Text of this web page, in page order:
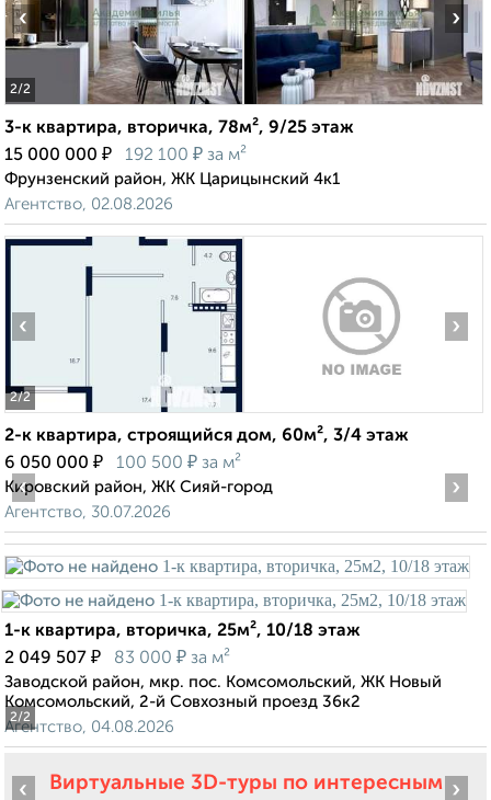
2/2
‹ ›
3-к квартира, вторичка, 78м², 9/25 этаж
15 000 000 ₽ 192 100 ₽ за м²
Фрунзенский район, ЖК Царицынский 4к1
Агентство, 02.08.2026
2/2
‹ ›
2-к квартира, строящийся дом, 60м², 3/4 этаж
6 050 000 ₽ 100 500 ₽ за м²
Кировский район, ЖК Сияй-город
Агентство, 30.07.2026
2/2
‹ ›
1-к квартира, вторичка, 25м², 10/18 этаж
2 049 507 ₽ 83 000 ₽ за м²
Заводской район, мкр. пос. Комсомольский, ЖК Новый
Комсомольский, 2-й Совхозный проезд 36к2
Агентство, 04.08.2026
Виртуальные 3D-туры по интересным
‹ ›